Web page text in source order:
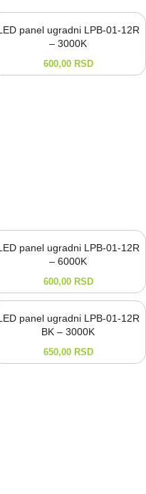
panel ugradni LPB-01-12R
– 3000K
600,00 RSD
panel ugradni LPB-01-12R
– 6000K
600,00 RSD
panel ugradni LPB-01-12R
BK – 3000K
650,00 RSD